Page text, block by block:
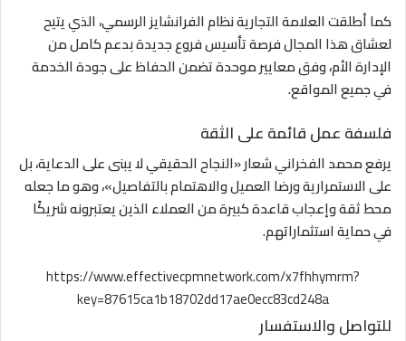
كما أطلقت العلامة التجارية نظام الفرانشايز الرسمي، الذي يتيح
لعشاق هذا المجال فرصة تأسيس فروع جديدة بدعم كامل من
الإدارة الأم، وفق معايير موحدة تضمن الحفاظ على جودة الخدمة
في جميع المواقع.
فلسفة عمل قائمة على الثقة
يرفع محمد الفخراني شعار «النجاح الحقيقي لا يبنى على الدعاية، بل
على الاستمرارية ورضا العميل والاهتمام بالتفاصيل»، وهو ما جعله
محط ثقة وإعجاب قاعدة كبيرة من العملاء الذين يعتبرونه شريكًا
في حماية استثماراتهم.
https://www.effectivecpmnetwork.com/x7fhhymrm?
key=87615ca1b18702dd17ae0ecc83cd248a
للتواصل والاستفسار